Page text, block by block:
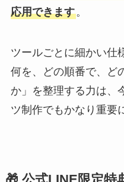
応用できます。
ツールごとに細かい仕
何を、どの順番で、ど
か」を整理する力は、
ツ制作でもかなり重要